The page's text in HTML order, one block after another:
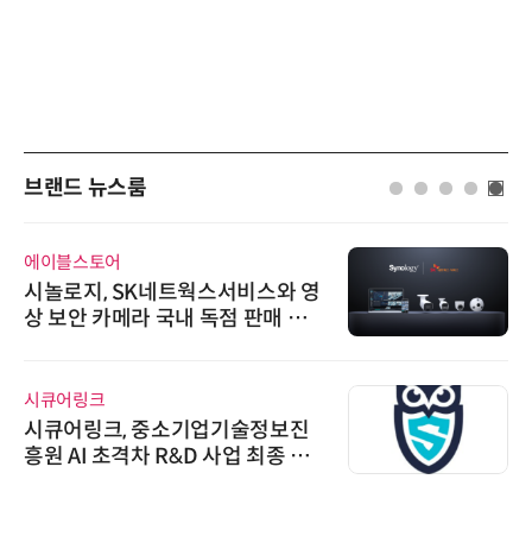
브랜드 뉴스룸
에이블스토어
시놀로지, SK네트웍스서비스와 영
상 보안 카메라 국내 독점 판매 파
시큐어링크
시큐어링크, 중소기업기술정보진
흥원 AI 초격차 R&D 사업 최종 선